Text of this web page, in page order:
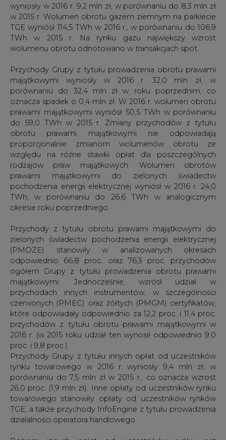
wyniosły w 2016 r. 9,2 mln zł, w porównaniu do 8,3 mln zł
w 2015 r. Wolumen obrotu gazem ziemnym na parkiecie
TGE wyniósł 114,5 TWh w 2016 r., w porównaniu do 106,9
TWh w 2015 r. Na rynku gazu największy wzrost
wolumenu obrotu odnotowano w transakcjach spot.
Przychody Grupy z tytułu prowadzenia obrotu prawami
majątkowymi wyniosły w 2016 r. 32,0 mln zł, w
porównaniu do 32,4 mln zł w roku poprzednim, co
oznacza spadek o 0,4 mln zł. W 2016 r. wolumen obrotu
prawami majątkowymi wyniósł 50,5 TWh w porównaniu
do 59,0 TWh w 2015 r. Zmiany przychodów z tytułu
obrotu prawami majątkowymi nie odpowiadają
proporcjonalnie zmianom wolumenów obrotu ze
względu na różne stawki opłat dla poszczególnych
rodzajów praw majątkowych. Wolumen obrotów
prawami majątkowymi do zielonych świadectw
pochodzenia energii elektrycznej wyniósł w 2016 r. 24,0
TWh, w porównaniu do 26,6 TWh w analogicznym
okresie roku poprzedniego.
Przychody z tytułu obrotu prawami majątkowymi do
zielonych świadectw pochodzenia energii elektrycznej
(PMOZE) stanowiły w analizowanych okresach
odpowiednio 66,8 proc. oraz 76,3 proc. przychodów
ogółem Grupy z tytułu prowadzenia obrotu prawami
majątkowymi. Jednocześnie, wzrósł udział w
przychodach innych instrumentów, w szczególności
czerwonych (PMEC) oraz żółtych (PMGM) certyfikatów,
które odpowiadały odpowiednio za 12,2 proc. i 11,4 proc.
przychodów z tytułu obrotu prawami majątkowymi w
2016 r. (w 2015 roku udział ten wynosił odpowiednio 9,0
proc. i 9,8 proc.).
Przychody Grupy z tytułu innych opłat od uczestników
rynku towarowego w 2016 r. wyniosły 9,4 mln zł, w
porównaniu do 7,5 mln zł w 2015 r., co oznacza wzrost
26,0 proc. (1,9 mln zł). Inne opłaty od uczestników rynku
towarowego stanowiły opłaty od uczestników rynków
TGE, a także przychody InfoEngine z tytułu prowadzenia
działalności operatora handlowego.